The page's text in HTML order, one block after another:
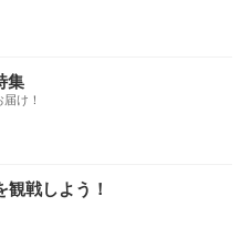
集
け！
観戦しよう！